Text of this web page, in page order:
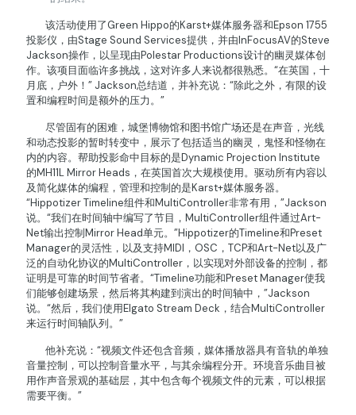
该活动使用了Green Hippo的Karst+媒体服务器和Epson 1755
投影仪，由Stage Sound Services提供，并由InFocusAV的Steve
Jackson操作，以呈现由Polestar Productions设计的幽灵媒体创
作。该项目面临许多挑战，这对许多人来说都很熟悉。“在英国，十
月底，户外！” Jackson总结道，并补充说：“除此之外，有限的设
置和编程时间是额外的压力。”
尽管固有的困难，城堡博物馆和图书馆广场还是在声音，光线
和动态投影的暂时转变中，展示了包括适当的幽灵，鬼怪和怪物在
内的内容。帮助投影命中目标的是Dynamic Projection Institute
的MH11L Mirror Heads，在英国首次大规模使用。驱动所有内容以
及简化媒体的编程，管理和控制的是Karst+媒体服务器。
“Hippotizer Timeline组件和MultiController非常有用，”Jackson
说。“我们在时间轴中编写了节目，MultiController组件通过Art-
Net输出控制Mirror Head单元。”Hippotizer的Timeline和Preset
Manager的灵活性，以及支持MIDI，OSC，TCP和Art-Net以及广
泛的自动化协议的MultiController，以实现对外部设备的控制，都
证明是可靠的时间节省者。“Timeline功能和Preset Manager使我
们能够创建场景，然后将其构建到演出的时间轴中，”Jackson
说。“然后，我们使用Elgato Stream Deck，结合MultiController
来运行时间轴队列。”
他补充说：“视频文件还包含音频，媒体播放器具有音轨的单独
音量控制，可以控制音量水平，与其余编程分开。环境音乐曲目被
用作声音景观的基础层，其中包含每个视频文件的元素，可以根据
需要平衡。”